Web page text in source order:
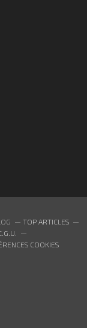
TOP ARTICLES
COOKIES